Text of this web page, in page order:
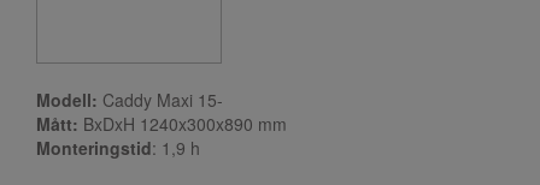
Modell: Caddy Maxi 15-
Mått: BxDxH 1240x300x890 mm
Monteringstid: 1,9 h